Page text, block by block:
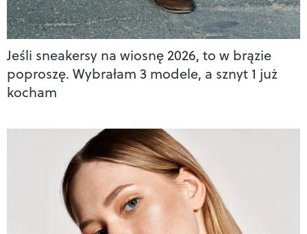
Jeśli sneakersy na wiosnę 2026, to w brązie
poproszę. Wybrałam 3 modele, a sznyt 1 już
kocham